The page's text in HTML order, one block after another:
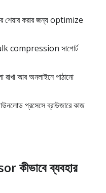
করার জন্য optimize
compression সাপোর্ট
আর অনলাইনে পাঠানো
প্রসেসে ব্রাউজারে কাজ
কীভাবে ব্যবহার